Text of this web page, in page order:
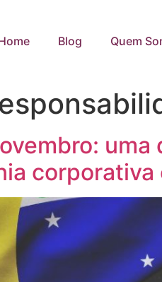
Blog Quem